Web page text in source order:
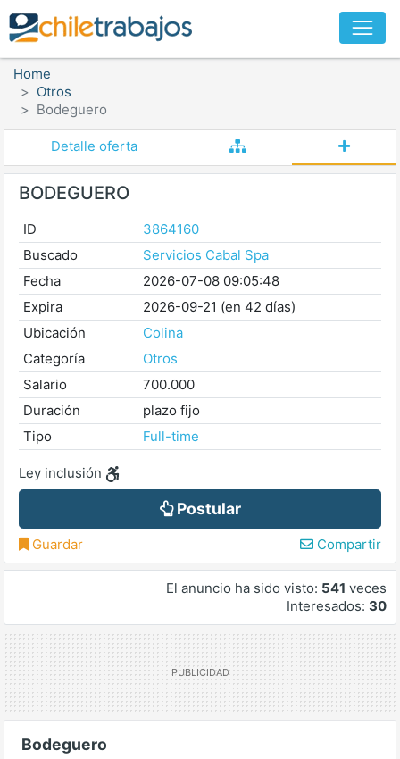
Home
Otros
Bodeguero
Detalle oferta
BODEGUERO
ID
3864160
Buscado
Servicios Cabal Spa
Fecha
2026-07-08 09:05:48
Expira
2026-09-21 (en 42 días)
Ubicación
Colina
Categoría
Otros
Salario
700.000
Duración
plazo fijo
Tipo
Full-time
Ley inclusión
Postular
Guardar Compartir
El anuncio ha sido visto: 541 veces
Interesados: 30
Bodeguero